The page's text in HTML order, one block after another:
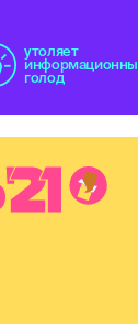
утоляет
голод
'21